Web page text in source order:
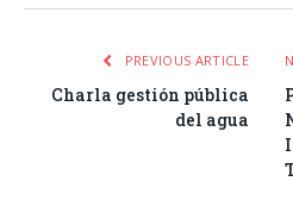
PREVIOUS ARTICLE
Charla gestión pública
del agua